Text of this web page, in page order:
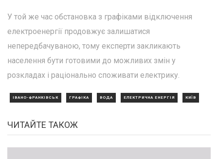
У той же час обстановка з графіками відключення
електроенергії продовжує залишатися
непередбачуваною, тому експерти закликають
населення бути готовими до можливих змін у
розкладах і раціонально споживати електрику.
ІВАНО-ФРАНКІВСЬК ГРАФІКА ВОДА ЕЛЕКТРИЧНА ЕНЕРГІЯ КИЇВ
ЧИТАЙТЕ ТАКОЖ